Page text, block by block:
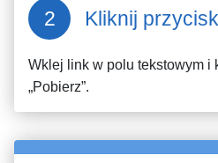
Kliknij
Wklej link w polu tekstowym i
„Pobierz”.